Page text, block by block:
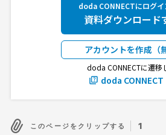
doda CONNECTにログイ
資料ダウンロード
アカウントを作成（
doda CONNECTに遷移
doda CONNECT
このページをクリップする 1